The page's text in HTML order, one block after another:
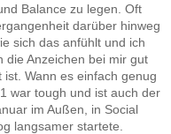
Balance zu legen. Oft
darüber hinweg
sich das anfühlt und ich
die Anzeichen bei mir gut
Wann es einfach genug
war tough und ist auch der
im Außen, in Social
langsamer startete.